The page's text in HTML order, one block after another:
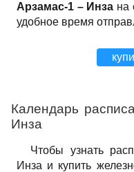
Арзамас-1 – Инза на
удобное время
Календарь
Инза
Чтобы узнать
Инза и купить